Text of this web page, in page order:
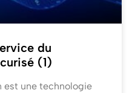
du
(1)
est une technologie